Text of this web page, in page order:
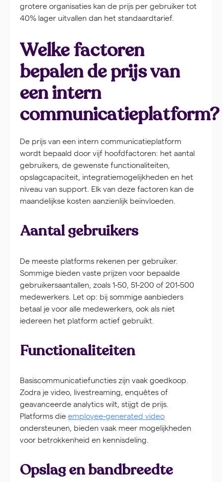
grotere organisaties kan de prijs per gebruiker tot
40% lager uitvallen dan het standaardtarief.
Welke factoren
bepalen de prijs van
een intern
communicatieplatform?
De prijs van een intern communicatieplatform
wordt bepaald door vijf hoofdfactoren: het aantal
gebruikers, de gewenste functionaliteiten,
opslagcapaciteit, integratiemogelijkheden en het
niveau van support. Elk van deze factoren kan de
maandelijkse kosten aanzienlijk beïnvloeden.
Aantal gebruikers
De meeste platforms rekenen per gebruiker.
Sommige bieden vaste prijzen voor bepaalde
gebruikersaantallen, zoals 1-50, 51-200 of 201-500
medewerkers. Let op: bij sommige aanbieders
betaal je voor alle medewerkers, ook als niet
iedereen het platform actief gebruikt.
Functionaliteiten
Basiscommunicatiefuncties zijn vaak goedkoop.
Zodra je video, livestreaming, enquêtes of
geavanceerde analytics wilt, stijgt de prijs.
Platforms dieemployee-generated video
ondersteunen, bieden vaak meer mogelijkheden
voor betrokkenheid en kennisdeling.
Opslag en bandbreedte